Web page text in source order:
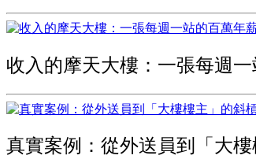
收入的摩天大樓：一張每週一
真實案例：從外送員到「大樓